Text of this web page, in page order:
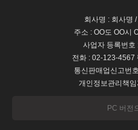
회사명 : 회사명
주소 : OO도 OO시
사업자 등록번
전화 : 02-123-4567
통신판매업신고번
개인정보관리책
PC 버전